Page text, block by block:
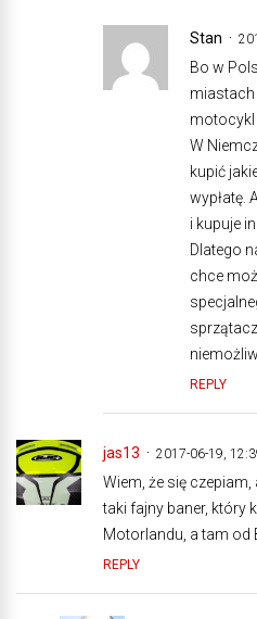
Stan
Bo w
motocykl
W
kupić
wypłatę.
i kupuje
Dlatego
chce
REPLY
jas13 2017-06-19,
Wiem, że się
taki fajny baner, który
Motorlandu, a tam od
REPLY